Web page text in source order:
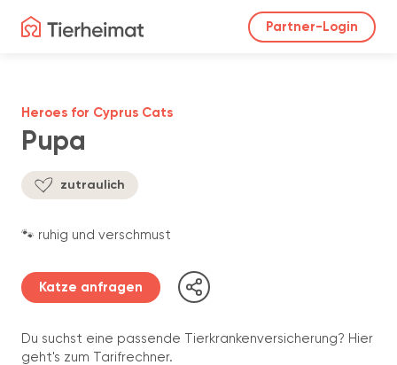
Partner-Login
Pupa
Heroes for Cyprus Cats
zutraulich
🐾 ruhig und verschmust
Katze anfragen
Du suchst eine passende Tierkrankenversicherung? Hier
geht's zum Tarifrechner.